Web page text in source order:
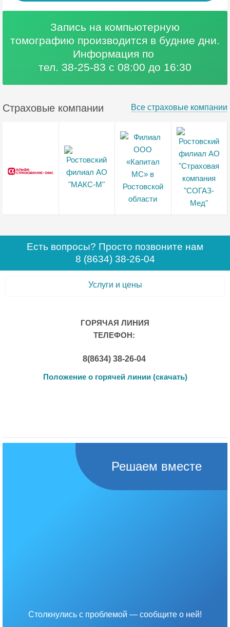
Запись на компьютерную
томографию производится в будние дни.
Информация по
тел. 38-25-83 с 08:00 до 16:30
Страховые компании Все страховые компании
Есть вопросы? Просто позвоните нам
8 (8634) 38-26-04
Услуги и цены
ГОРЯЧАЯ ЛИНИЯ
ТЕЛЕФОН:
8(8634) 38-26-04
Положение о горячей линии (скачать)
Решаем вместе
Столкнулись с проблемой — сообщите о ней!